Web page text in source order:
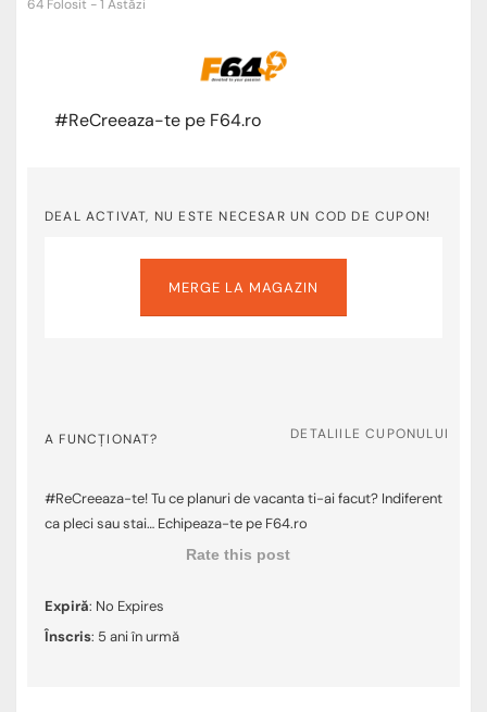
64 Folosit - 1 Astăzi
#ReCreeaza-te pe F64.ro
DEAL ACTIVAT, NU ESTE NECESAR UN COD DE CUPON!
MERGE LA MAGAZIN
A FUNCȚIONAT? DETALIILE CUPONULUI
#ReCreeaza-te! Tu ce planuri de vacanta ti-ai facut? Indiferent
ca pleci sau stai… Echipeaza-te pe F64.ro
Rate this post
Expiră: No Expires
Înscris: 5 ani în urmă